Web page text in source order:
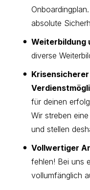
absolute
Weiterbildung
diverse
für deinen
Wir streben
und stellen
Vollwertiger
fehlen! Bei uns
vollumfänglich